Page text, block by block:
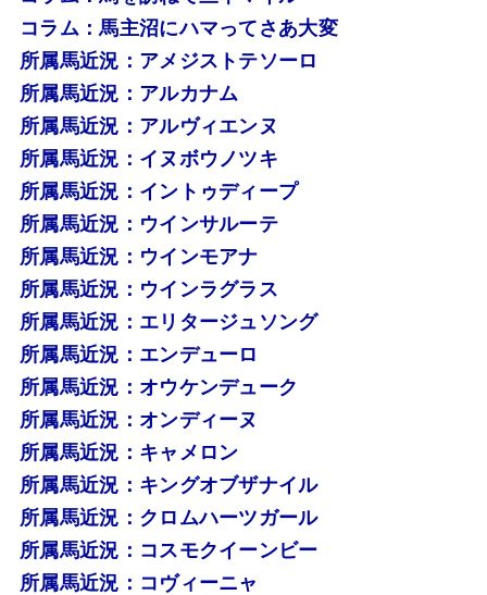
コラム：馬主沼にハマってさあ大変
所属馬近況：アメジストテソーロ
所属馬近況：アルカナム
所属馬近況：アルヴィエンヌ
所属馬近況：イヌボウノツキ
所属馬近況：イントゥディープ
所属馬近況：ウインサルーテ
所属馬近況：ウインモアナ
所属馬近況：ウインラグラス
所属馬近況：エリタージュソング
所属馬近況：エンデューロ
所属馬近況：オウケンデューク
所属馬近況：オンディーヌ
所属馬近況：キャメロン
所属馬近況：キングオブザナイル
所属馬近況：クロムハーツガール
所属馬近況：コスモクイーンビー
所属馬近況：コヴィーニャ